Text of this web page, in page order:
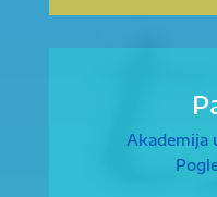
Akademija